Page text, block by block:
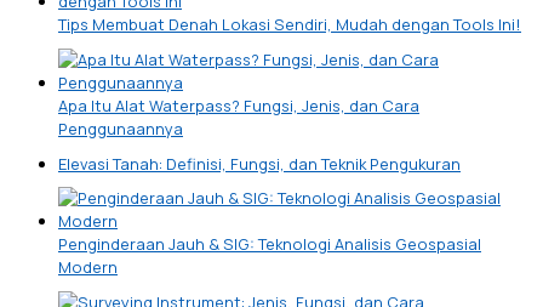
Tips Membuat Denah Lokasi Sendiri, Mudah dengan Tools Ini!
Apa Itu Alat Waterpass? Fungsi, Jenis, dan Cara
Penggunaannya
Elevasi Tanah: Definisi, Fungsi, dan Teknik Pengukuran
Penginderaan Jauh & SIG: Teknologi Analisis Geospasial
Modern